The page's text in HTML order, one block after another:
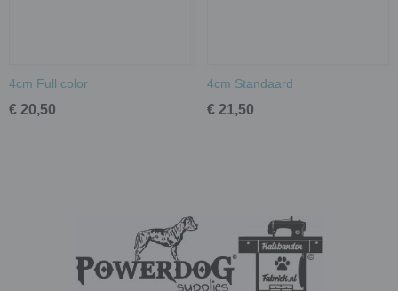
4cm Full color
€ 20,50
4cm Standaard
€ 21,50